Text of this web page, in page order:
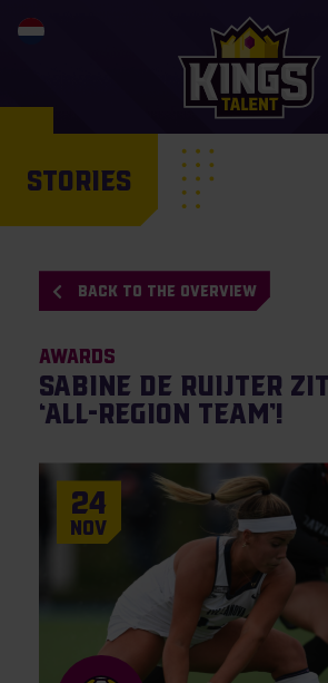
STORIES
BACK TO THE OVERVIEW
Awards
Sabine de Ruijter
‘All-Region Team’!
24
Nov